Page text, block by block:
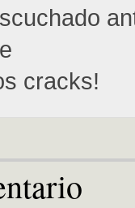
cracks!